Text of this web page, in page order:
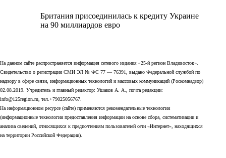
Британия присоединилась к кредиту Украине
на 90 миллиардов евро
На данном сайте распространяется информация сетевого издания «25-й регион Владивосток».
Свидетельство о регистрации СМИ ЭЛ № ФС 77 — 76391, выдано Федеральной службой по
надзору в сфере связи, информационных технологий и массовых коммуникаций (Роскомнадзор)
02.08.2019. Учредитель и главный редактор: Ушаков А. А., почта редакции:
info@125region.ru, тел.+79025056767.
На информационном ресурсе (сайте) применяются рекомендательные технологии
(информационные технологии предоставления информации на основе сбора, систематизации и
анализа сведений, относящихся к предпочтениям пользователей сети «Интернет», находящихся
на территории Российской Федерации).